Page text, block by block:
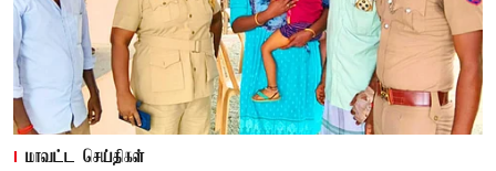
மாவட்ட செய்திகள்